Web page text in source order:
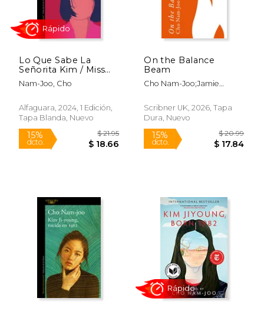
Lo Que Sabe La
Señorita Kim / Miss
Kim Knows and
Other Stories
Nam-Joo, Cho
Alfaguara, 2024, 1 Edición,
Tapa Blanda, Nuevo
15%
dcto.
On the Balance
Beam
Cho Nam-Joo;Jamie
Scribner UK, 2026, Tapa
Dura, Nuevo
15%
dcto.